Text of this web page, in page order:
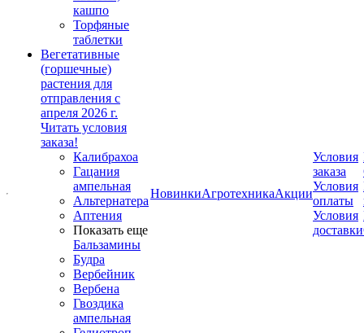
кашпо
Торфяные
таблетки
Вегетативные
(горшечные)
растения для
отправления с
апреля 2026 г.
Читать условия
заказа!
Калибрахоа
Гацания
ампельная
Альтернатера
Аптения
Показать еще
Бальзамины
Будра
Вербейник
Вербена
Гвоздика
ампельная
НовинкиАгротехникаАкции
Условия
заказа
Условия
оплаты
Условия
доставки